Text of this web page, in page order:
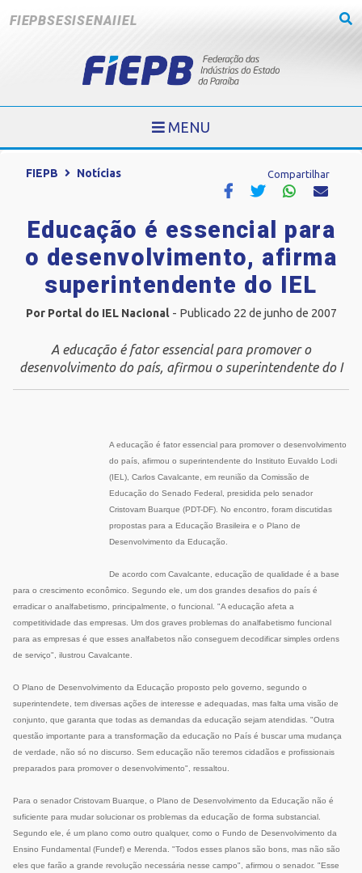
FIEPBSESISENAIIEL
MENU
FIEPB Notícias Compartilhar
Educação é essencial para
o desenvolvimento, afirma
superintendente do IEL
Por Portal do IEL Nacional- Publicado 22 de junho de 2007
A educação é fator essencial para promover o
desenvolvimento do país, afirmou o superintendente do I
A educação é fator essencial para promover o desenvolvimento
do país, afirmou o superintendente do Instituto Euvaldo Lodi
(IEL), Carlos Cavalcante, em reunião da Comissão de
Educação do Senado Federal, presidida pelo senador
Cristovam Buarque (PDT-DF). No encontro, foram discutidas
propostas para a Educação Brasileira e o Plano de
Desenvolvimento da Educação.
De acordo com Cavalcante, educação de qualidade é a base
para o crescimento econômico. Segundo ele, um dos grandes desafios do país é
erradicar o analfabetismo, principalmente, o funcional. "A educação afeta a
competitividade das empresas. Um dos graves problemas do analfabetismo funcional
para as empresas é que esses analfabetos não conseguem decodificar simples ordens
de serviço", ilustrou Cavalcante.
O Plano de Desenvolvimento da Educação proposto pelo governo, segundo o
superintendete, tem diversas ações de interesse e adequadas, mas falta uma visão de
conjunto, que garanta que todas as demandas da educação sejam atendidas. "Outra
questão importante para a transformação da educação no País é buscar uma mudança
de verdade, não só no discurso. Sem educação não teremos cidadãos e profissionais
preparados para promover o desenvolvimento", ressaltou.
Para o senador Cristovam Buarque, o Plano de Desenvolvimento da Educação não é
suficiente para mudar solucionar os problemas da educação de forma substancial.
Segundo ele, é um plano como outro qualquer, como o Fundo de Desenvolvimento da
Ensino Fundamental (Fundef) e Merenda. "Todos esses planos são bons, mas não são
eles que farão a grande revolução necessária nesse campo", afirmou o senador. "Esse